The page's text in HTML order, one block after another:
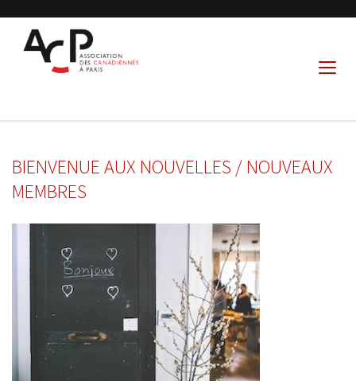
BIENVENUE AUX NOUVELLES / NOUVEAUX
MEMBRES